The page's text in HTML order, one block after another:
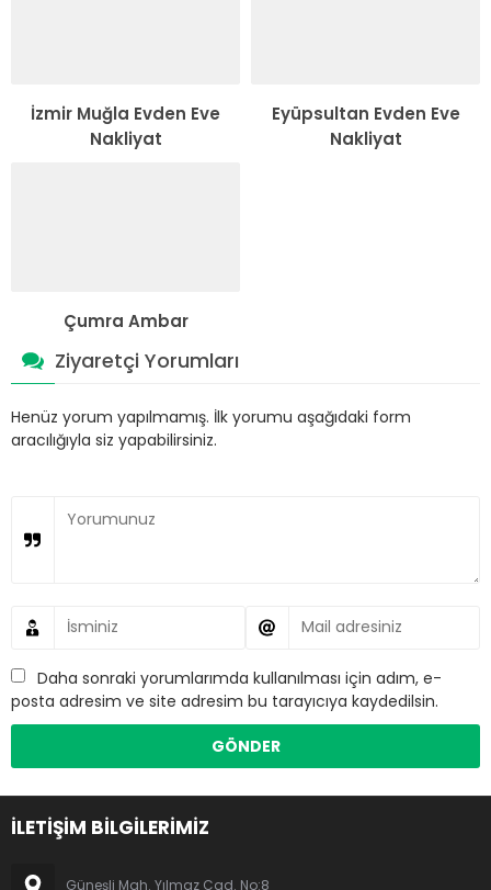
İzmir Muğla Evden Eve
Nakliyat
Eyüpsultan Evden Eve
Nakliyat
Çumra Ambar
Ziyaretçi Yorumları
Henüz yorum yapılmamış. İlk yorumu aşağıdaki form
aracılığıyla siz yapabilirsiniz.
Daha sonraki yorumlarımda kullanılması için adım, e-
posta adresim ve site adresim bu tarayıcıya kaydedilsin.
İLETİŞİM BİLGİLERİMİZ
Güneşli Mah. Yılmaz Cad. No:8